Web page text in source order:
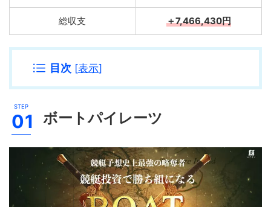
総収支 ＋7,466,430円
目次 [表示]
ボートパイレーツ